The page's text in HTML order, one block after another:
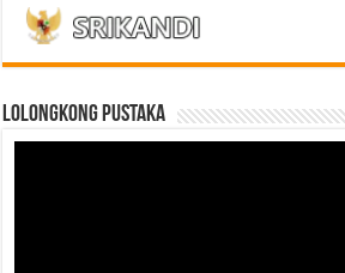
LOLONGKONG PUSTAKA